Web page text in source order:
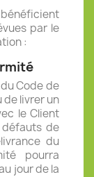
par le
:
Code de
de livrer un
le Client
de
du
pourra
jour de la